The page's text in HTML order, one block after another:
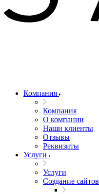
Компания
Компания
О компании
Наши клиенты
Отзывы
Реквизиты
Услуги
Услуги
Создание сайтов